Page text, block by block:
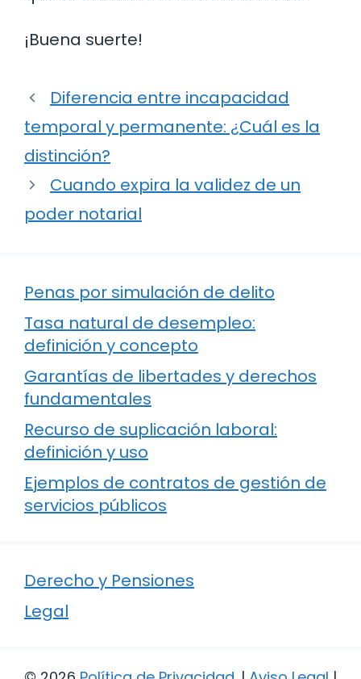
¡Buena suerte!
Diferencia entre incapacidad
temporal y permanente: ¿Cuál es la
distinción?
Cuando expira la validez de un
poder notarial
Penas por simulación de delito
Tasa natural de desempleo:
definición y concepto
Garantías de libertades y derechos
fundamentales
Recurso de suplicación laboral:
definición y uso
Ejemplos de contratos de gestión de
servicios públicos
Derecho y Pensiones
Legal